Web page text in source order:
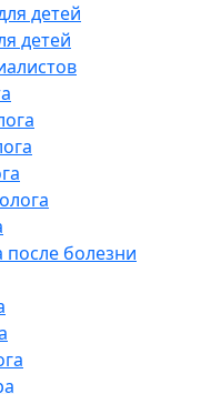
детей
детей
после болезни